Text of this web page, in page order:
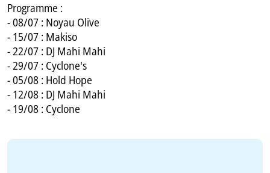
Programme :
- 08/07 : Noyau Olive
- 15/07 : Makiso
- 22/07 : DJ Mahi Mahi
- 29/07 : Cyclone's
- 05/08 : Hold Hope
- 12/08 : DJ Mahi Mahi
- 19/08 : Cyclone